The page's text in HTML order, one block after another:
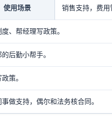
使用场景 销售支持，费
、帮经理写政策。
后勤小帮手。
策。
做支持，偶尔和法务核合同。